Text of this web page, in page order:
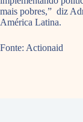
mais pobres,” diz
América Latina.
Fonte: Actionaid